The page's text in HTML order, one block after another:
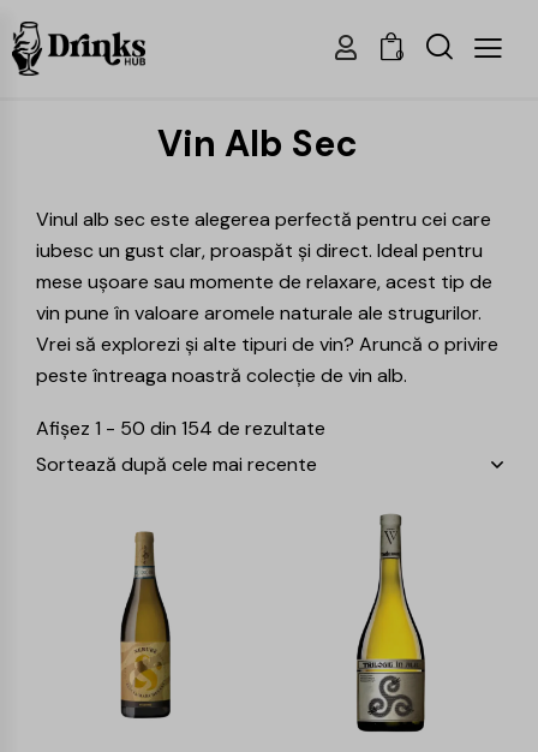
0
Vin Alb Sec
Vinul alb sec este alegerea perfectă pentru cei care
iubesc un gust clar, proaspăt și direct. Ideal pentru
mese ușoare sau momente de relaxare, acest tip de
vin pune în valoare aromele naturale ale strugurilor.
Vrei să explorezi și alte tipuri de vin? Aruncă o privire
peste întreaga noastră colecție de vin alb.
Afișez 1 - 50 din 154 de rezultate